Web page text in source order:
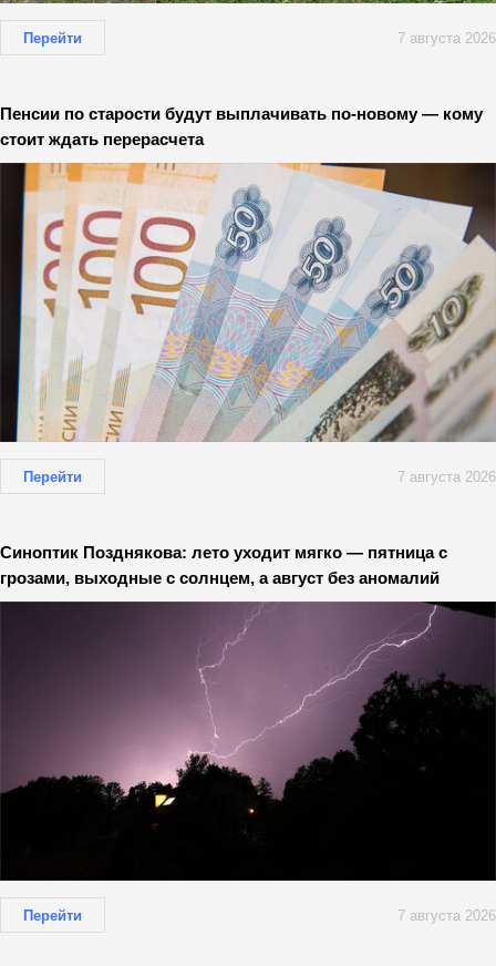
Перейти 7 августа 2026
Пенсии по старости будут выплачивать по-новому — кому
стоит ждать перерасчета
Перейти 7 августа 2026
Синоптик Позднякова: лето уходит мягко — пятница с
грозами, выходные с солнцем, а август без аномалий
Перейти 7 августа 2026